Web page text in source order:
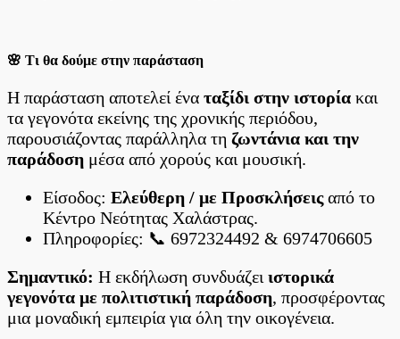
🌸 Τι θα δούμε στην παράσταση
Η παράσταση αποτελεί ένα ταξίδι στην ιστορία και
τα γεγονότα εκείνης της χρονικής περιόδου,
παρουσιάζοντας παράλληλα τη ζωντάνια και την
παράδοση μέσα από χορούς και μουσική.
Είσοδος: Ελεύθερη / με Προσκλήσειςαπό το
Κέντρο Νεότητας Χαλάστρας.
Πληροφορίες: 📞 6972324492 & 6974706605
Σημαντικό: Η εκδήλωση συνδυάζει ιστορικά
γεγονότα με πολιτιστική παράδοση, προσφέροντας
μια μοναδική εμπειρία για όλη την οικογένεια.